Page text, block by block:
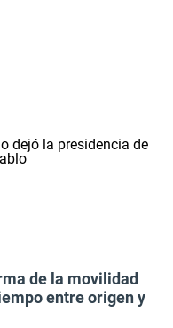
de la movilidad
entre origen y